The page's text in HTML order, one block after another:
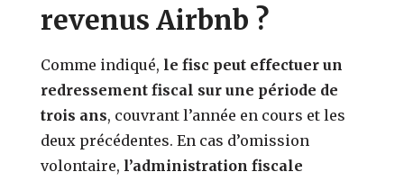
revenus Airbnb ?
Comme indiqué, le fisc peut effectuer un
redressement fiscal sur une période de
trois ans, couvrant l’année en cours et les
deux précédentes. En cas d’omission
volontaire, l’administration fiscale